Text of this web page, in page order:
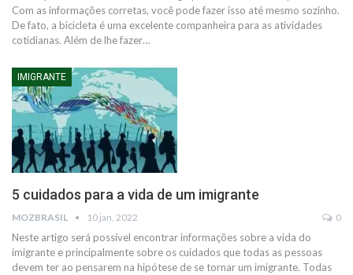
Com as informações corretas, você pode fazer isso até mesmo sozinho.
De fato, a bicicleta é uma excelente companheira para as atividades
cotidianas. Além de lhe fazer…
IMIGRANTE
5 cuidados para a vida de um imigrante
MOZBRASIL 10 jan, 2022 0
Neste artigo será possível encontrar informações sobre a vida do
imigrante e principalmente sobre os cuidados que todas as pessoas
devem ter ao pensarem na hipótese de se tornar um imigrante. Todas